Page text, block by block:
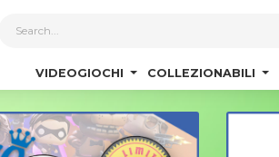
VIDEOGIOCHI COLLEZIONABILI